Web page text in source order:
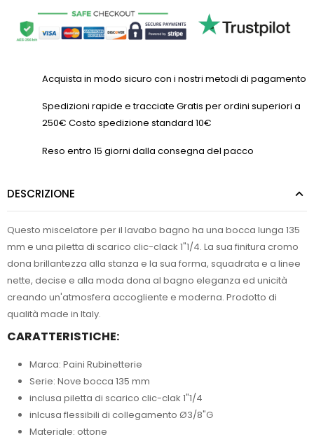
Acquista in modo sicuro con i nostri metodi di pagamento
Spedizioni rapide e tracciate Gratis per ordini superiori a
250€ Costo spedizione standard 10€
Reso entro 15 giorni dalla consegna del pacco
DESCRIZIONE
Questo miscelatore per il lavabo bagno ha una bocca lunga 135
mm e una piletta di scarico clic-clack 1"1/4. La sua finitura cromo
dona brillantezza alla stanza e la sua forma, squadrata e a linee
nette, decise e alla moda dona al bagno eleganza ed unicità
creando un'atmosfera accogliente e moderna. Prodotto di
qualità made in Italy.
CARATTERISTICHE:
Marca: Paini Rubinetterie
Serie: Nove bocca 135 mm
inclusa piletta di scarico clic-clak 1"1/4
inlcusa flessibili di collegamento Ø3/8"G
Materiale: ottone